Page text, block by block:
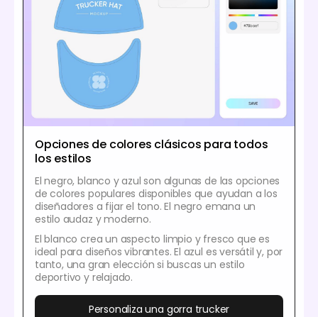
Opciones de colores clásicos para todos
los estilos
El negro, blanco y azul son algunas de las opciones
de colores populares disponibles que ayudan a los
diseñadores a fijar el tono. El negro emana un
estilo audaz y moderno.
El blanco crea un aspecto limpio y fresco que es
ideal para diseños vibrantes. El azul es versátil y, por
tanto, una gran elección si buscas un estilo
deportivo y relajado.
Personaliza una gorra trucker